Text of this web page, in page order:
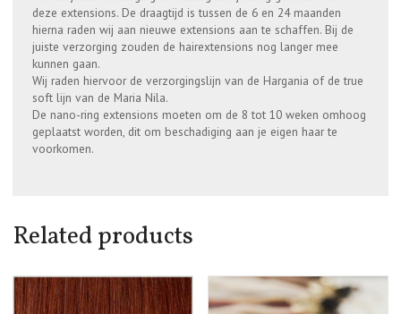
deze extensions. De draagtijd is tussen de 6 en 24 maanden
hierna raden wij aan nieuwe extensions aan te schaffen. Bij de
juiste verzorging zouden de hairextensions nog langer mee
kunnen gaan.
Wij raden hiervoor de verzorgingslijn van de Hargania of de true
soft lijn van de Maria Nila.
De nano-ring extensions moeten om de 8 tot 10 weken omhoog
geplaatst worden, dit om beschadiging aan je eigen haar te
voorkomen.
Related products